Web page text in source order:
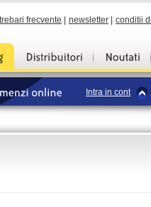
frecvente newsletter conditii
Intra in cont